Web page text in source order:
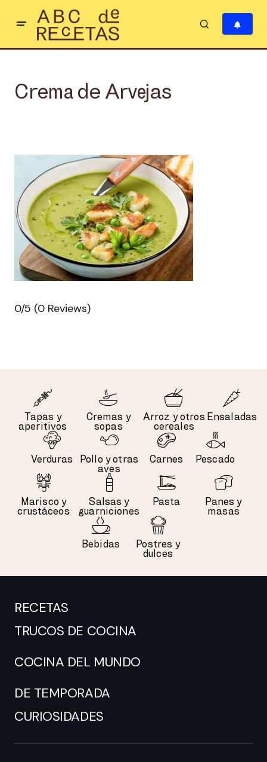
Crema de Arvejas
0/5 (0 Reviews)
Tapas y
aperitivos
Cremas y
sopas
Arroz y otros
cereales
Ensaladas
Verduras
Pollo y otras
aves
Carnes Pescado
Marisco y
crustáceos
Salsas y
guarniciones
Pasta
Panes y
masas
Bebidas
Postres y
dulces
RECETAS
TRUCOS DE COCINA
COCINA DEL MUNDO
DE TEMPORADA
CURIOSIDADES